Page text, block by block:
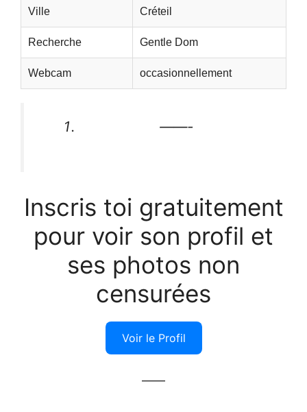
Ville Créteil
Recherche Gentle Dom
Webcam occasionnellement
——-
Inscris toi gratuitement
pour voir son profil et
ses photos non
censurées
Voir le Profil
——